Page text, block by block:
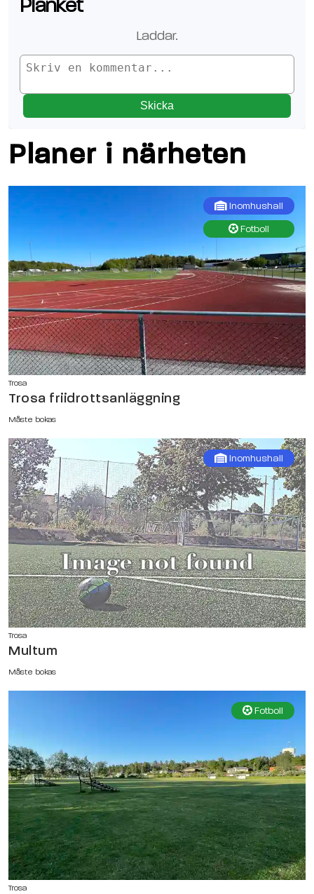
Planket
Laddar.
Skicka
Planer i närheten
Inomhushall
Fotboll
Trosa
Trosa friidrottsanläggning
Måste bokas
Inomhushall
Trosa
Multum
Måste bokas
Fotboll
Trosa